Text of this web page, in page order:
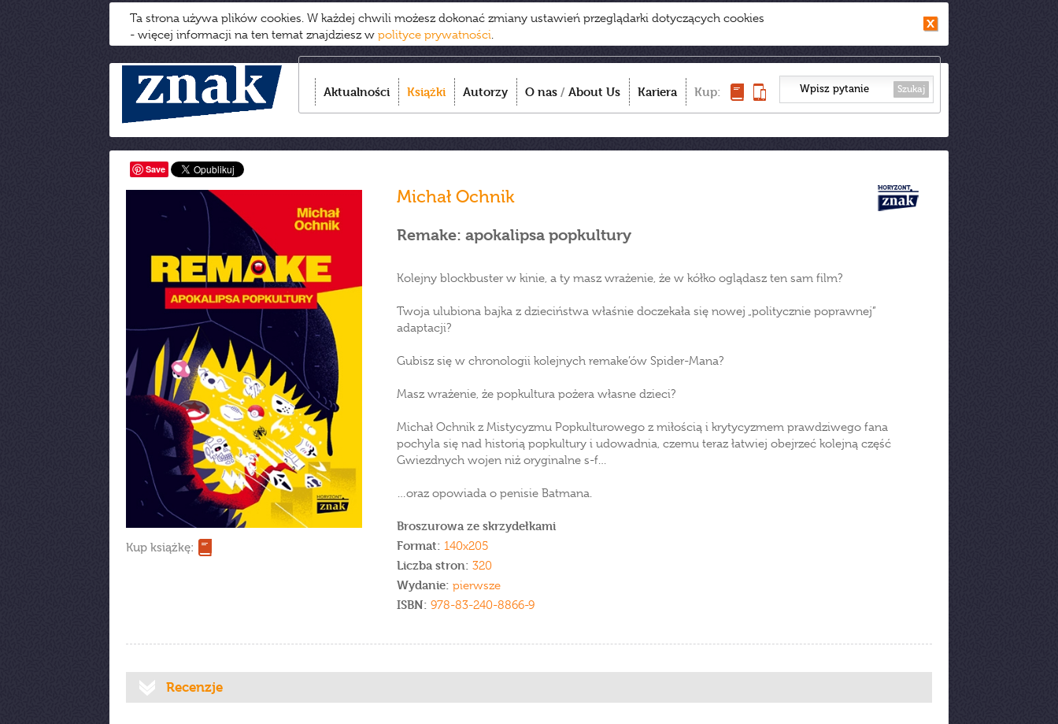
Ta strona używa plików cookies. W każdej chwili możesz dokonać zmiany ustawień przeglądarki dotyczących cookies
- więcej informacji na ten temat znajdziesz w polityce prywatności.
Aktualności Książki Autorzy O nas / About Us Kariera Kup: Szukaj
Save
Kup książkę:
Michał Ochnik
Remake: apokalipsa popkultury
Kolejny blockbuster w kinie, a ty masz wrażenie, że w kółko oglądasz ten sam film?
Twoja ulubiona bajka z dzieciństwa właśnie doczekała się nowej „politycznie poprawnej”
adaptacji?
Gubisz się w chronologii kolejnych remake’ów Spider-Mana?
Masz wrażenie, że popkultura pożera własne dzieci?
Michał Ochnik z Mistycyzmu Popkulturowego z miłością i krytycyzmem prawdziwego fana
pochyla się nad historią popkultury i udowadnia, czemu teraz łatwiej obejrzeć kolejną część
Gwiezdnych wojen niż oryginalne s-f…
…oraz opowiada o penisie Batmana.
Broszurowa ze skrzydełkami
Format: 140x205
Liczba stron: 320
Wydanie: pierwsze
ISBN: 978-83-240-8866-9
Recenzje